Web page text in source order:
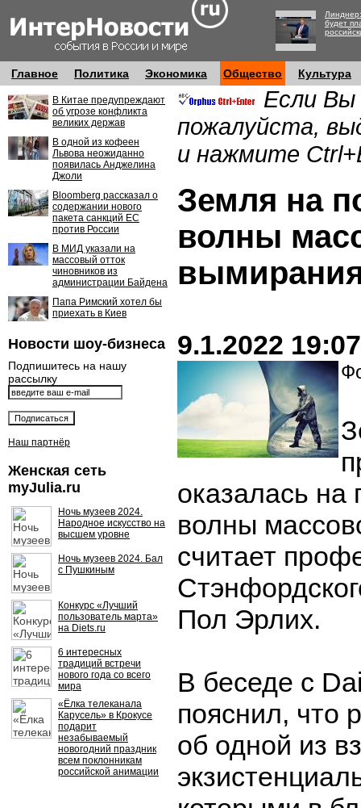
будет
Главное Политика Экономика Общество Культура
В Китае предупреждают
об угрозе конфликта
великих держав
В одной из кофеен
Львова неожиданно
появилась Анджелина
Джоли
Bloomberg рассказал о
содержании нового
пакета санкций ЕС
против России
В МИД указали на
массовый отток
чиновников из
администрации Байдена
Папа Римский хотел бы
приехать в Киев
Новости шоу-бизнеса
Подпишитесь на нашу
рассылку
Наш партнёр
Женская сеть
myJulia.ru
Ночь музеев 2024.
Народное искусство на
высшем уровне
Ночь музеев 2024. Бал
с Пушкиным
Конкурс «Лучший
пользователь марта»
на Diets.ru
6 интересных
традиций встречи
нового года со всего
мира
«Ёлка телеканала
Карусель» в Крокусе
подарит
незабываемый
новогодний праздник
всем поклонникам
российской анимации
Если Вы
пожалуйста,
и нажмите
Земля на
волны
9.1.2022 19:07
оказалась на
волны
считает
Пол Эрлих.
В беседе с
пояснил, что
об одной из